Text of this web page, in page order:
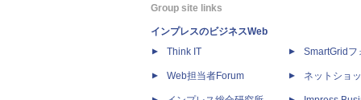
Group site links
インプレスのビジネスWeb
Think IT
Web担当者Forum
SmartGridフ
ネットショ